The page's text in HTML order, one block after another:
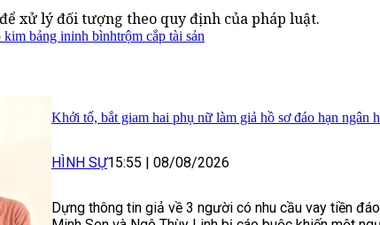
xử lý đối tượng theo quy định của pháp luật.
kim bảng ininh bìnhtrộm cắp tài sản
Khởi tố, bắt giam hai phụ nữ làm giả hồ sơ đáo hạn ngân
HÌNH SỰ15:55 08/08/2026
Dựng thông tin giả về 3 người có nhu cầu vay tiền